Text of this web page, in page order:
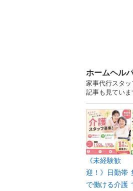
ホームヘル
家事代行スタ
記事も見ていま
《未経験歓
迎！》日勤帯
で働ける介護